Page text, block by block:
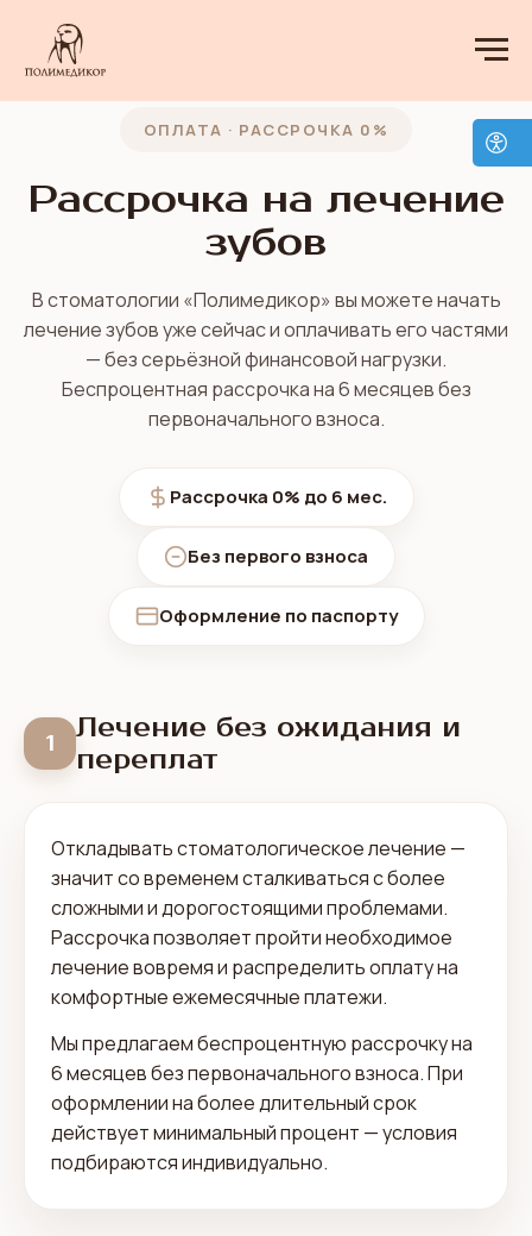
ОПЛАТА · РАССРОЧКА 0%
Рассрочка на лечение
зубов
В стоматологии «Полимедикор» вы можете начать
лечение зубов уже сейчас и оплачивать его частями
— без серьёзной финансовой нагрузки.
Беспроцентная рассрочка на 6 месяцев без
первоначального взноса.
Рассрочка 0% до 6 мес.
Без первого взноса
Оформление по паспорту
1
Лечение без ожидания и
переплат
Откладывать стоматологическое лечение —
значит со временем сталкиваться с более
сложными и дорогостоящими проблемами.
Рассрочка позволяет пройти необходимое
лечение вовремя и распределить оплату на
комфортные ежемесячные платежи.
Мы предлагаем беспроцентную рассрочку на
6 месяцев без первоначального взноса. При
оформлении на более длительный срок
действует минимальный процент — условия
подбираются индивидуально.